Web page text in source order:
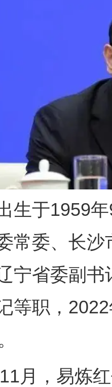
于1959年
常委、长
宁省委副
等职，
，易炼红